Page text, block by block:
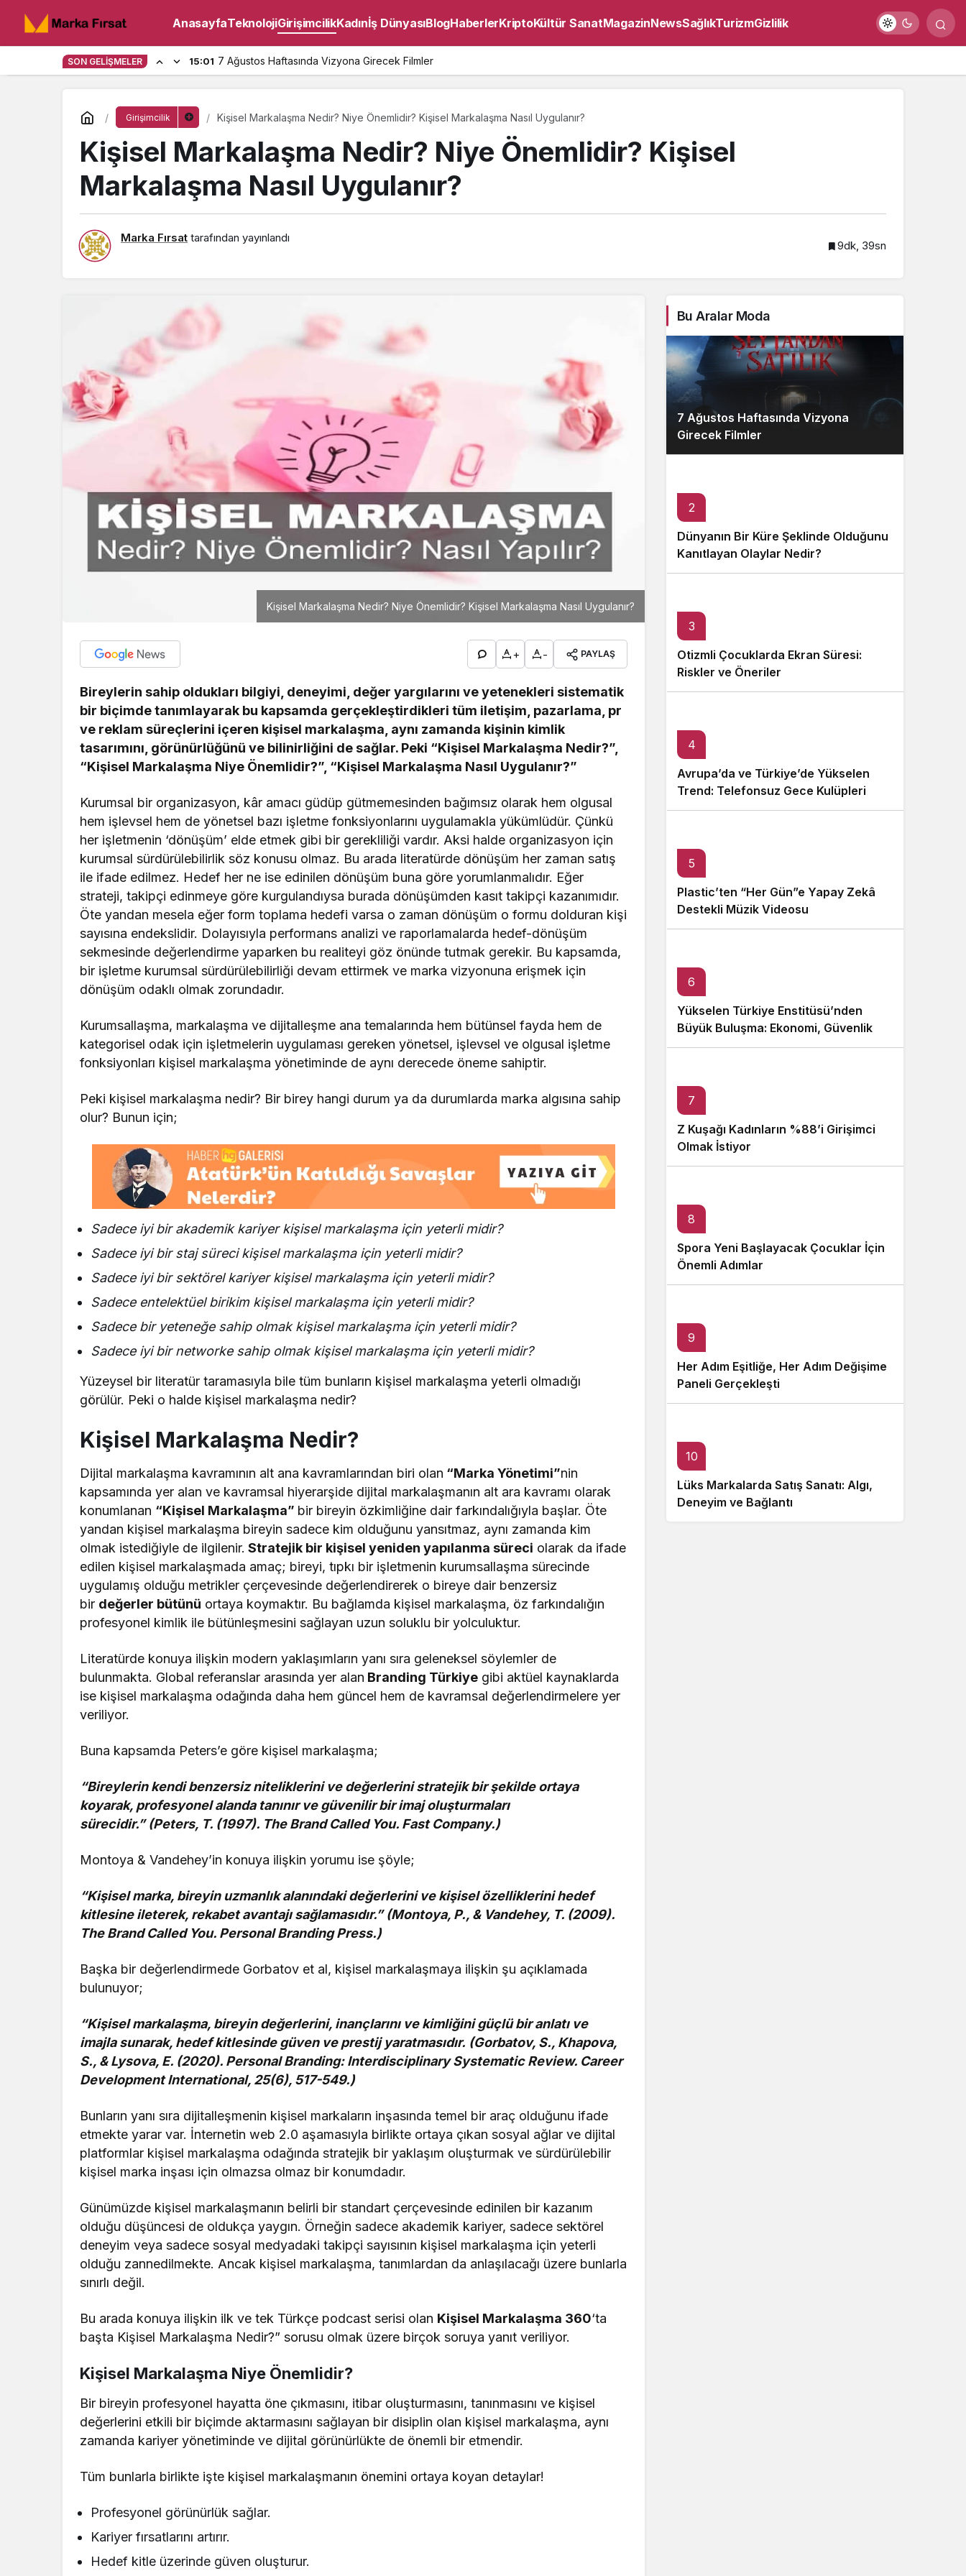
AnasayfaTeknolojiGirişimcilikKadınİş DünyasıBlogHaberlerKriptoKültür SanatMagazinNewsSağlıkTurizmGizlilik
SON GELIŞMELER 15:01 7 Ağustos Haftasında Vizyona Girecek Filmler
Girişimcilik Kişisel Markalaşma Nedir? Niye Önemlidir? Kişisel Markalaşma Nasıl Uygulanır?
Kişisel Markalaşma Nedir? Niye Önemlidir? Kişisel
Markalaşma Nasıl Uygulanır?
Marka Fırsat tarafından yayınlandı
9dk, 39sn
Kişisel Markalaşma Nedir? Niye Önemlidir? Kişisel Markalaşma Nasıl Uygulanır?
+ - PAYLAŞ
Bireylerin sahip oldukları bilgiyi, deneyimi, değer yargılarını ve yetenekleri sistematik
bir biçimde tanımlayarak bu kapsamda gerçekleştirdikleri tüm iletişim, pazarlama, pr
ve reklam süreçlerini içeren kişisel markalaşma, aynı zamanda kişinin kimlik
tasarımını, görünürlüğünü ve bilinirliğini de sağlar. Peki “Kişisel Markalaşma Nedir?”,
“Kişisel Markalaşma Niye Önemlidir?”, “Kişisel Markalaşma Nasıl Uygulanır?”
Kurumsal bir organizasyon, kâr amacı güdüp gütmemesinden bağımsız olarak hem olgusal
hem işlevsel hem de yönetsel bazı işletme fonksiyonlarını uygulamakla yükümlüdür. Çünkü
her işletmenin ‘dönüşüm’ elde etmek gibi bir gerekliliği vardır. Aksi halde organizasyon için
kurumsal sürdürülebilirlik söz konusu olmaz. Bu arada literatürde dönüşüm her zaman satış
ile ifade edilmez. Hedef her ne ise edinilen dönüşüm buna göre yorumlanmalıdır. Eğer
strateji, takipçi edinmeye göre kurgulandıysa burada dönüşümden kasıt takipçi kazanımıdır.
Öte yandan mesela eğer form toplama hedefi varsa o zaman dönüşüm o formu dolduran kişi
sayısına endekslidir. Dolayısıyla performans analizi ve raporlamalarda hedef-dönüşüm
sekmesinde değerlendirme yaparken bu realiteyi göz önünde tutmak gerekir. Bu kapsamda,
bir işletme kurumsal sürdürülebilirliği devam ettirmek ve marka vizyonuna erişmek için
dönüşüm odaklı olmak zorundadır.
Kurumsallaşma, markalaşma ve dijitalleşme ana temalarında hem bütünsel fayda hem de
kategorisel odak için işletmelerin uygulaması gereken yönetsel, işlevsel ve olgusal işletme
fonksiyonları kişisel markalaşma yönetiminde de aynı derecede öneme sahiptir.
Peki kişisel markalaşma nedir? Bir birey hangi durum ya da durumlarda marka algısına sahip
olur? Bunun için;
Sadece iyi bir akademik kariyer kişisel markalaşma için yeterli midir?
Sadece iyi bir staj süreci kişisel markalaşma için yeterli midir?
Sadece iyi bir sektörel kariyer kişisel markalaşma için yeterli midir?
Sadece entelektüel birikim kişisel markalaşma için yeterli midir?
Sadece bir yeteneğe sahip olmak kişisel markalaşma için yeterli midir?
Sadece iyi bir networke sahip olmak kişisel markalaşma için yeterli midir?
Yüzeysel bir literatür taramasıyla bile tüm bunların kişisel markalaşma yeterli olmadığı
görülür. Peki o halde kişisel markalaşma nedir?
Kişisel Markalaşma Nedir?
Dijital markalaşma kavramının alt ana kavramlarından biri olan “Marka Yönetimi”nin
kapsamında yer alan ve kavramsal hiyerarşide dijital markalaşmanın alt ara kavramı olarak
konumlanan “Kişisel Markalaşma” bir bireyin özkimliğine dair farkındalığıyla başlar. Öte
yandan kişisel markalaşma bireyin sadece kim olduğunu yansıtmaz, aynı zamanda kim
olmak istediğiyle de ilgilenir. Stratejik bir kişisel yeniden yapılanma süreci olarak da ifade
edilen kişisel markalaşmada amaç; bireyi, tıpkı bir işletmenin kurumsallaşma sürecinde
uygulamış olduğu metrikler çerçevesinde değerlendirerek o bireye dair benzersiz
bir değerler bütünü ortaya koymaktır. Bu bağlamda kişisel markalaşma, öz farkındalığın
profesyonel kimlik ile bütünleşmesini sağlayan uzun soluklu bir yolculuktur.
Literatürde konuya ilişkin modern yaklaşımların yanı sıra geleneksel söylemler de
bulunmakta. Global referanslar arasında yer alan Branding Türkiye gibi aktüel kaynaklarda
ise kişisel markalaşma odağında daha hem güncel hem de kavramsal değerlendirmelere yer
veriliyor.
Buna kapsamda Peters’e göre kişisel markalaşma;
“Bireylerin kendi benzersiz niteliklerini ve değerlerini stratejik bir şekilde ortaya
koyarak, profesyonel alanda tanınır ve güvenilir bir imaj oluşturmaları
sürecidir.” (Peters, T. (1997). The Brand Called You. Fast Company.)
Montoya & Vandehey’in konuya ilişkin yorumu ise şöyle;
“Kişisel marka, bireyin uzmanlık alanındaki değerlerini ve kişisel özelliklerini hedef
kitlesine ileterek, rekabet avantajı sağlamasıdır.” (Montoya, P., & Vandehey, T. (2009).
The Brand Called You. Personal Branding Press.)
Başka bir değerlendirmede Gorbatov et al, kişisel markalaşmaya ilişkin şu açıklamada
bulunuyor;
“Kişisel markalaşma, bireyin değerlerini, inançlarını ve kimliğini güçlü bir anlatı ve
imajla sunarak, hedef kitlesinde güven ve prestij yaratmasıdır. (Gorbatov, S., Khapova,
S., & Lysova, E. (2020). Personal Branding: Interdisciplinary Systematic Review. Career
Development International, 25(6), 517-549.)
Bunların yanı sıra dijitalleşmenin kişisel markaların inşasında temel bir araç olduğunu ifade
etmekte yarar var. İnternetin web 2.0 aşamasıyla birlikte ortaya çıkan sosyal ağlar ve dijital
platformlar kişisel markalaşma odağında stratejik bir yaklaşım oluşturmak ve sürdürülebilir
kişisel marka inşası için olmazsa olmaz bir konumdadır.
Günümüzde kişisel markalaşmanın belirli bir standart çerçevesinde edinilen bir kazanım
olduğu düşüncesi de oldukça yaygın. Örneğin sadece akademik kariyer, sadece sektörel
deneyim veya sadece sosyal medyadaki takipçi sayısının kişisel markalaşma için yeterli
olduğu zannedilmekte. Ancak kişisel markalaşma, tanımlardan da anlaşılacağı üzere bunlarla
sınırlı değil.
Bu arada konuya ilişkin ilk ve tek Türkçe podcast serisi olan Kişisel Markalaşma 360‘ta
başta Kişisel Markalaşma Nedir?” sorusu olmak üzere birçok soruya yanıt veriliyor.
Kişisel Markalaşma Niye Önemlidir?
Bir bireyin profesyonel hayatta öne çıkmasını, itibar oluşturmasını, tanınmasını ve kişisel
değerlerini etkili bir biçimde aktarmasını sağlayan bir disiplin olan kişisel markalaşma, aynı
zamanda kariyer yönetiminde ve dijital görünürlükte de önemli bir etmendir.
Tüm bunlarla birlikte işte kişisel markalaşmanın önemini ortaya koyan detaylar!
Profesyonel görünürlük sağlar.
Kariyer fırsatlarını artırır.
Hedef kitle üzerinde güven oluşturur.
Bu Aralar Moda
7 Ağustos Haftasında Vizyona
Girecek Filmler
2
Dünyanın Bir Küre Şeklinde Olduğunu
Kanıtlayan Olaylar Nedir?
3
Otizmli Çocuklarda Ekran Süresi:
Riskler ve Öneriler
4
Avrupa’da ve Türkiye’de Yükselen
Trend: Telefonsuz Gece Kulüpleri
5
Plastic’ten “Her Gün”e Yapay Zekâ
Destekli Müzik Videosu
6
Yükselen Türkiye Enstitüsü’nden
Büyük Buluşma: Ekonomi, Güvenlik
Politikaları ve Hukuk Konferansı
7
Z Kuşağı Kadınların %88’i Girişimci
Olmak İstiyor
8
Spora Yeni Başlayacak Çocuklar İçin
Önemli Adımlar
9
Her Adım Eşitliğe, Her Adım Değişime
Paneli Gerçekleşti
10
Lüks Markalarda Satış Sanatı: Algı,
Deneyim ve Bağlantı